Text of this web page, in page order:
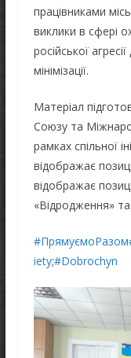
працівниками
виклики в сфері
російської
мінімізації.
Матеріал
Союзу та
рамках спільної
відображає
відображає
«Відродження»
#ПрямуємоРазом
iety;#Dobrochyn